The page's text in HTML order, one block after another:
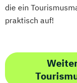
die ein
praktisch auf!